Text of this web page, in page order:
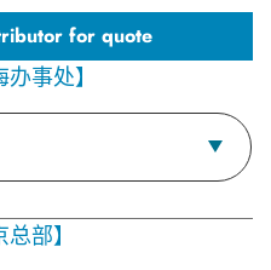
for quote
事处】
部】